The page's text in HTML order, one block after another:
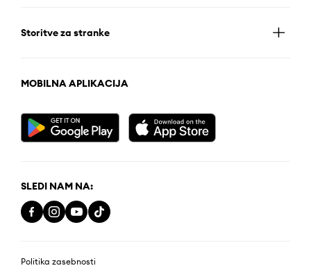
Storitve za stranke
MOBILNA APLIKACIJA
SLEDI NAM NA:
Politika zasebnosti